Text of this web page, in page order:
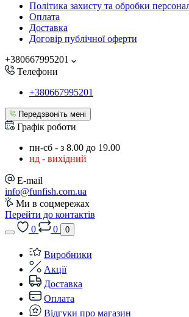
Політика захисту та обробки
Оплата
Доставка
Договір публічної оферти
+380667995201
Телефони
+380667995201
Передзвоніть мені
Графік роботи
пн-сб - з 8.00 до 19.00
нд - вихідний
E-mail
info@funfish.com.ua
Ми в соцмережах
Перейти до контактів
0
0 0
Виробники
Акції
Доставка
Оплата
Відгуки про магазин